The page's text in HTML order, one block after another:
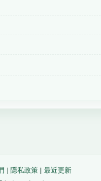
| 隱私政策 | 最近更新